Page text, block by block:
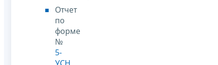
Отчет
по
форме
№
5-